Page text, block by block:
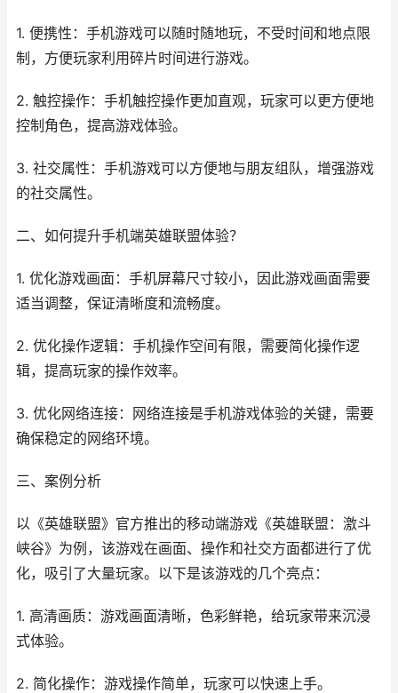
1. 便携性：手机游戏可以随时随地玩，不受时间和地点限
制，方便玩家利用碎片时间进行游戏。
2. 触控操作：手机触控操作更加直观，玩家可以更方便地
控制角色，提高游戏体验。
3. 社交属性：手机游戏可以方便地与朋友组队，增强游戏
的社交属性。
二、如何提升手机端英雄联盟体验？
1. 优化游戏画面：手机屏幕尺寸较小，因此游戏画面需要
适当调整，保证清晰度和流畅度。
2. 优化操作逻辑：手机操作空间有限，需要简化操作逻
辑，提高玩家的操作效率。
3. 优化网络连接：网络连接是手机游戏体验的关键，需要
确保稳定的网络环境。
三、案例分析
以《英雄联盟》官方推出的移动端游戏《英雄联盟：激斗
峡谷》为例，该游戏在画面、操作和社交方面都进行了优
化，吸引了大量玩家。以下是该游戏的几个亮点：
1. 高清画质：游戏画面清晰，色彩鲜艳，给玩家带来沉浸
式体验。
2. 简化操作：游戏操作简单，玩家可以快速上手。